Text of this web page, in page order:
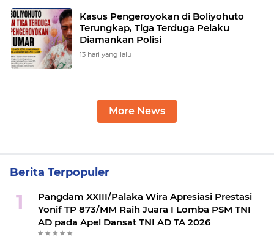
Kasus Pengeroyokan di Boliyohuto
Terungkap, Tiga Terduga Pelaku
Diamankan Polisi
13 hari yang lalu
More News
Berita Terpopuler
Pangdam XXIII/Palaka Wira Apresiasi Prestasi
Yonif TP 873/MM Raih Juara I Lomba PSM TNI
AD pada Apel Dansat TNI AD TA 2026